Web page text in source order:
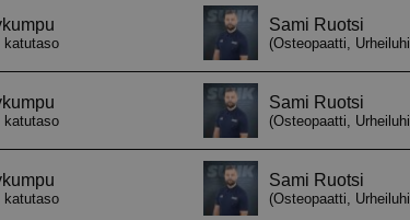
Toiminnalliset Luokittelemattomat
verkkosivuston perustoiminnot, kuten käyttäjän kirjautumisen ja
välttämättömiä evästeitä.
Päättymisaika
Kuvaus
Tätä evästettä käytetään
erottamaan ihmiset ja botit. Tämä
on hyödyllistä verkkosivustolle,